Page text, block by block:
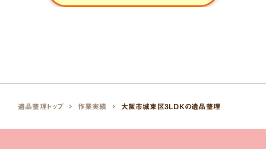
遺品整理トップ 作業実績 大阪市城東区3LDKの遺品整理